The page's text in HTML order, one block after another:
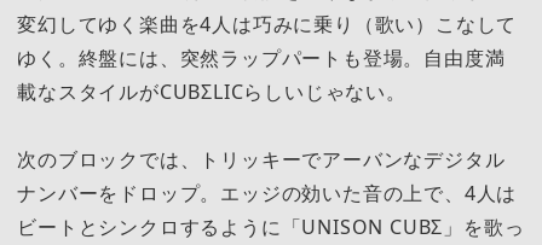
変幻してゆく楽曲を4人は巧みに乗り（歌い）こなして
ゆく。終盤には、突然ラップパートも登場。自由度満
載なスタイルがCUBΣLICらしいじゃない。
次のブロックでは、トリッキーでアーバンなデジタル
ナンバーをドロップ。エッジの効いた音の上で、4人は
ビートとシンクロするように「UNISON CUBΣ」を歌っ